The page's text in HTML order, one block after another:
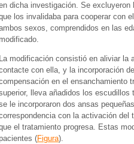
dicha investigación. Se
los invalidaba para cooperar con
sexos, comprendidos en las
modificado.
La modificación consistió en aliviar la
con ella, y la incorporación
en el ensanchamiento
lleva añadidos los
le incorporaron dos ansas
con la activación del
el tratamiento progresa. Estas
pacientes (Figura).